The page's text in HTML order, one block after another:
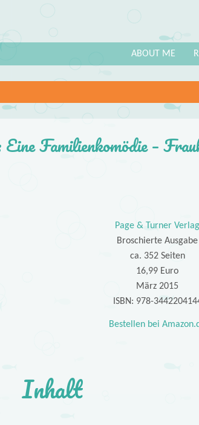
ABOUT ME
Familienkomödie –
Page & Turner Verlag
Broschierte Ausgabe
ca. 352 Seiten
16,99 Euro
März 2015
ISBN: 978-
Bestellen bei
Inhalt